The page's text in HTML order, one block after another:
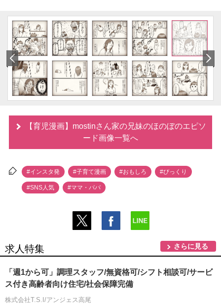
【育児漫画】mostinさん家の兄妹のほのぼのエピソ
ード画像一覧へ
#インスタ発 #子育て漫画 #おもしろ #びっくり
#SNS人気 #ママ・パパ
求人特集 さらに見る
「週1から可」調理スタッフ/無資格可/シフト相談可/サービ
ス付き高齢者向け住宅/社会保障完備
株式会社T.S.I/アンジェス高尾